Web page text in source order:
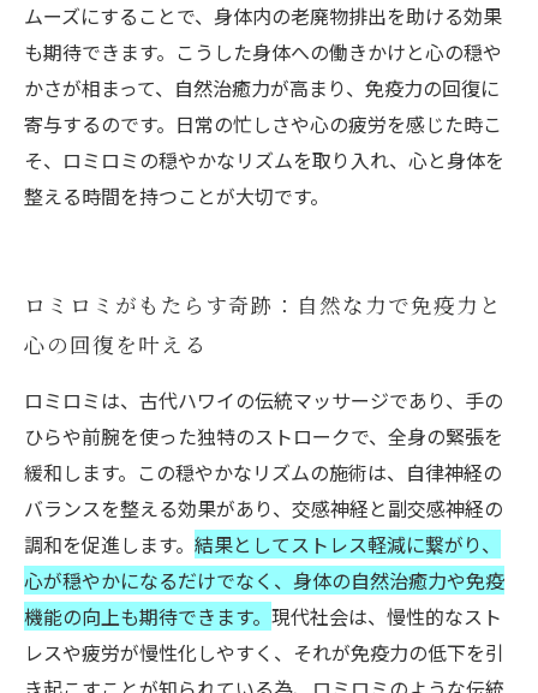
ムーズにすることで、身体内の老廃物排出を助ける効果
も期待できます。こうした身体への働きかけと心の穏や
かさが相まって、自然治癒力が高まり、免疫力の回復に
寄与するのです。日常の忙しさや心の疲労を感じた時こ
そ、ロミロミの穏やかなリズムを取り入れ、心と身体を
整える時間を持つことが大切です。
ロミロミがもたらす奇跡：自然な力で免疫力と
心の回復を叶える
ロミロミは、古代ハワイの伝統マッサージであり、手の
ひらや前腕を使った独特のストロークで、全身の緊張を
緩和します。この穏やかなリズムの施術は、自律神経の
バランスを整える効果があり、交感神経と副交感神経の
調和を促進します。 結果としてストレス軽減に繋がり、
心が穏やかになるだけでなく、身体の自然治癒力や免疫
機能の向上も期待できます。 現代社会は、慢性的なスト
レスや疲労が慢性化しやすく、それが免疫力の低下を引